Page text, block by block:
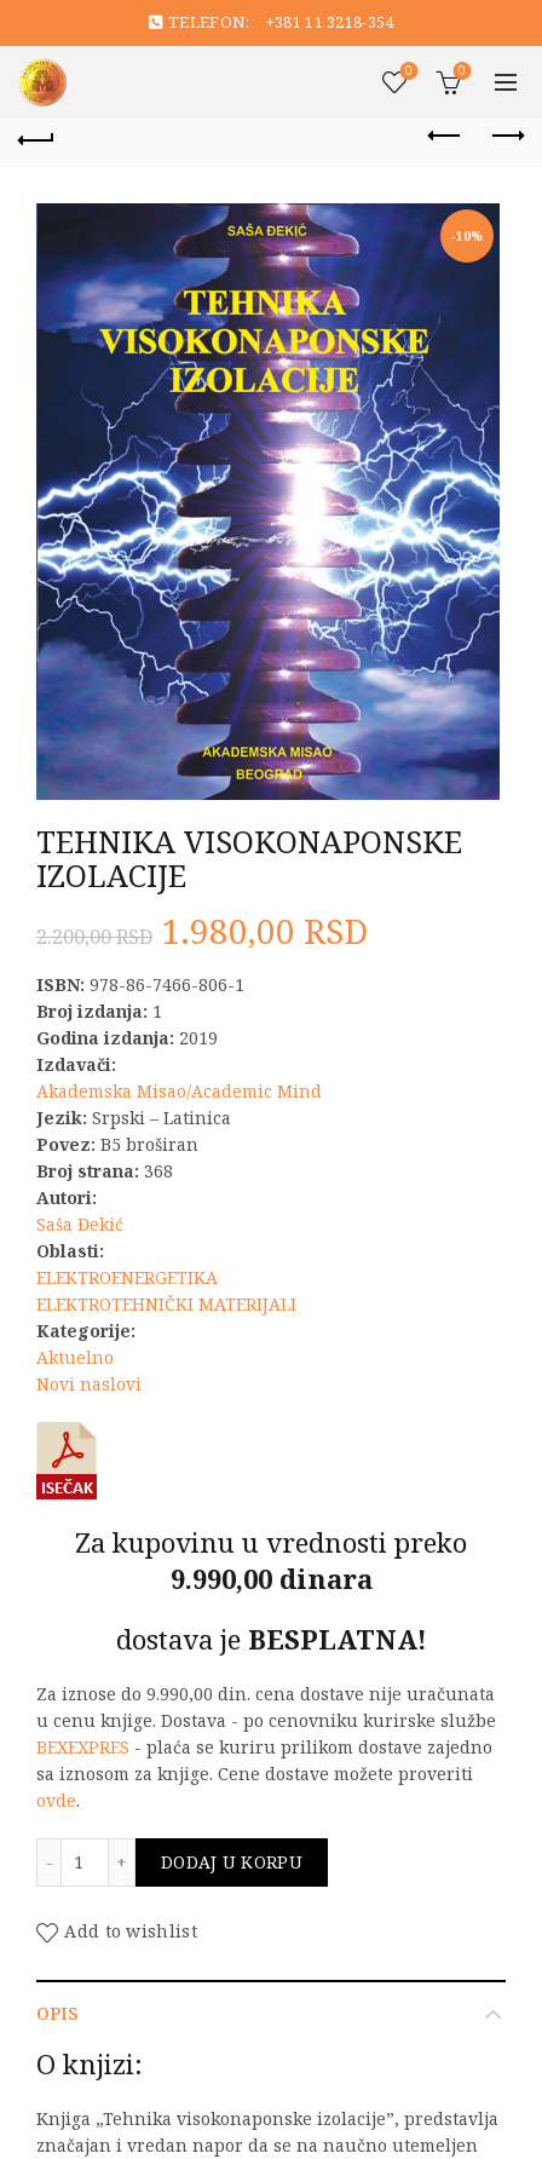
TELEFON: +381 11 3218-354
0 0
-10%
TEHNIKA VISOKONAPONSKE
IZOLACIJE
2.200,00RSD Originalna
cena
je
bila:
2.200,00 RSD.
1.980,00 RSD
ISBN: 978-86-7466-806-1
Broj izdanja: 1
Godina izdanja: 2019
Izdavači:
Akademska Misao/Academic Mind
Jezik: Srpski – Latinica
Povez: B5 broširan
Broj strana: 368
Autori:
Saša Đekić
Oblasti:
ELEKTROENERGETIKA
ELEKTROTEHNIČKI MATERIJALI
Kategorije:
Aktuelno
Novi naslovi
Za kupovinu u vrednosti preko
9.990,00 dinara
dostava je BESPLATNA!
Za iznose do 9.990,00 din. cena dostave nije uračunata
u cenu knjige. Dostava - po cenovniku kurirske službe
BEXEXPRES - plaća se kuriru prilikom dostave zajedno
sa iznosom za knjige. Cene dostave možete proveriti
ovde.
DODAJ U KORPU
Add to wishlist
OPIS
O knjizi:
Knjiga „Tehnika visokonaponske izolacije”, predstavlja
značajan i vredan napor da se na naučno utemeljen